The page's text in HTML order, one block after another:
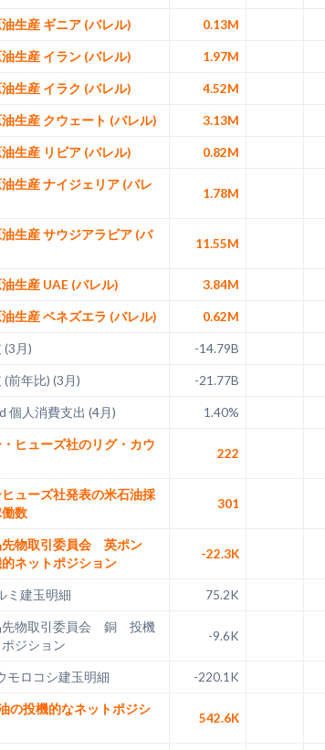
生産 ギニア (バレル) 0.13M
生産 イラン (バレル) 1.97M
生産 イラク (バレル) 4.52M
生産 クウェート (バレル) 3.13M
生産 リビア (バレル) 0.82M
生産 ナイジェリア (バレ
1.78M
生産 サウジアラビア (バ
11.55M
生産 UAE (バレル) 3.84M
生産 ベネズエラ (バレル) 0.62M
(3月) -14.79B
(前年比) (3月) -21.77B
個人消費支出 (4月) 1.40%
ヒューズ社のリグ・カウ
222
ューズ社発表の米石油採
数
301
先物取引委員会 英ポン
ネットポジション
-22.3K
ミ建玉明細 75.2K
先物取引委員会 銅 投機
ジション
-9.6K
モロコシ建玉明細 -220.1K
の投機的なネットポジシ
542.6K